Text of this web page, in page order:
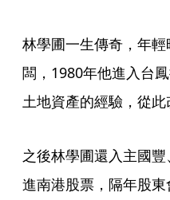
林學圃一生傳奇，年
闆，1980年他進入台
土地資產的經驗，從此
之後林學圃還入主國
進南港股票，隔年股